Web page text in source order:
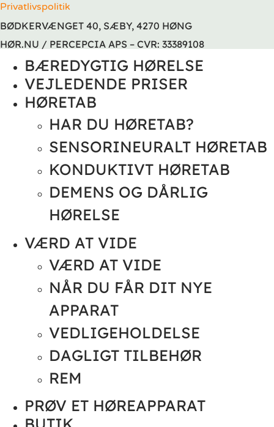
Privatlivspolitik
BØDKERVÆNGET 40, SÆBY, 4270 HØNG
HØR.NU / PERCEPCIA APS – CVR: 33389108
BÆREDYGTIG HØRELSE
VEJLEDENDE PRISER
HØRETAB
HAR DU HØRETAB?
SENSORINEURALT HØRETAB
KONDUKTIVT HØRETAB
DEMENS OG DÅRLIG
HØRELSE
VÆRD AT VIDE
VÆRD AT VIDE
NÅR DU FÅR DIT NYE
APPARAT
VEDLIGEHOLDELSE
DAGLIGT TILBEHØR
REM
PRØV ET HØREAPPARAT